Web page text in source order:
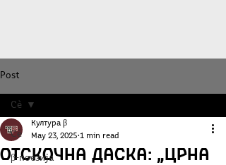
Post
Сè
β-поезија
Сè
Отскочна даска: „Црна
Култура β
May 23, 2025 1 min read